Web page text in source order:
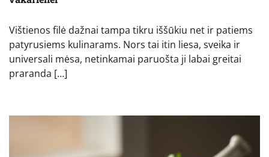
Vištienos filė dažnai tampa tikru iššūkiu net ir patiems
patyrusiems kulinarams. Nors tai itin liesa, sveika ir
universali mėsa, netinkamai paruošta ji labai greitai
praranda […]